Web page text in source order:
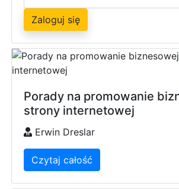
Zaloguj się
Porady na promowanie
strony internetowej
Erwin Dreslar
Czytaj całość